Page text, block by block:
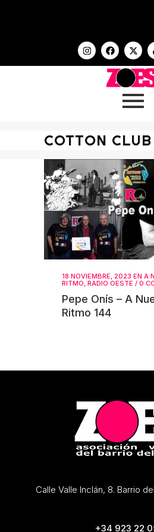
COTTON
18 NOVIEMBRE, 2023 EN A
RITMO RADIO OESTE / 0
Pepe Onís – A
Ritmo 144
Calle Valle Inclán, 8. Barrio
+34 923 22